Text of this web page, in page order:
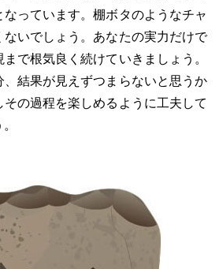
っています。棚ボタのようなチャ
ないでしょう。あなたの実力だけで
で根気良く続けていきましょう。
結果が見えずつまらないと思うか
その過程を楽しめるように工夫して